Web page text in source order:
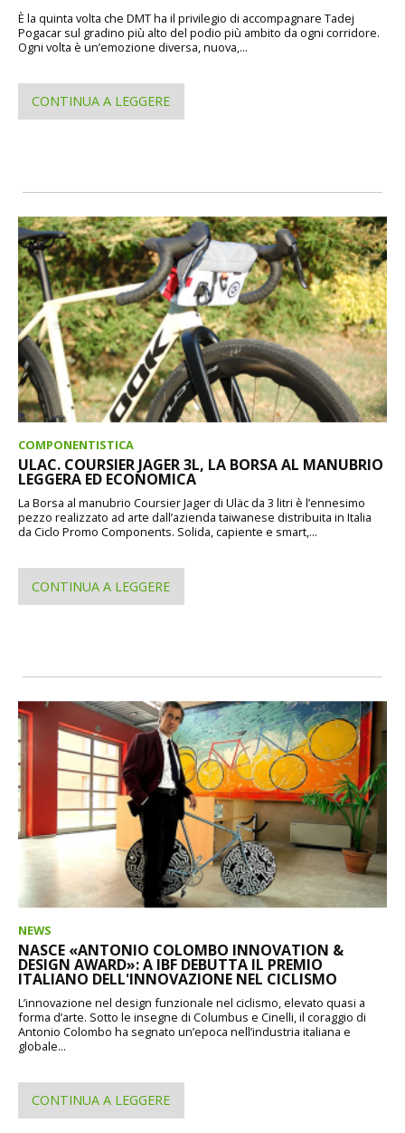
È la quinta volta che DMT ha il privilegio di accompagnare Tadej
Pogacar sul gradino più alto del podio più ambito da ogni corridore.
Ogni volta è un’emozione diversa, nuova,...
CONTINUA A LEGGERE
COMPONENTISTICA
ULAC. COURSIER JAGER 3L, LA BORSA AL MANUBRIO
LEGGERA ED ECONOMICA
La Borsa al manubrio Coursier Jager di Uläc da 3 litri è l’ennesimo
pezzo realizzato ad arte dall’azienda taiwanese distribuita in Italia
da Ciclo Promo Components. Solida, capiente e smart,...
CONTINUA A LEGGERE
NEWS
NASCE «ANTONIO COLOMBO INNOVATION &
DESIGN AWARD»: A IBF DEBUTTA IL PREMIO
ITALIANO DELL'INNOVAZIONE NEL CICLISMO
L’innovazione nel design funzionale nel ciclismo, elevato quasi a
forma d’arte. Sotto le insegne di Columbus e Cinelli, il coraggio di
Antonio Colombo ha segnato un’epoca nell’industria italiana e
globale...
CONTINUA A LEGGERE